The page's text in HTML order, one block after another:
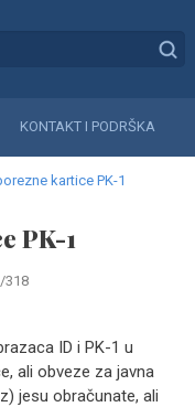
KONTAKT I PODRŠKA
kartice PK-1
PK-1
318
ID i PK-1 u
ali obveze za javna
jesu obračunate, ali